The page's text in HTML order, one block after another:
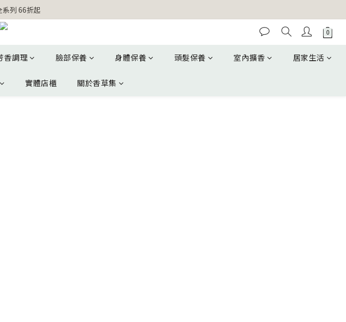
額 即送 香遇熊超人行李吊牌
列 66折起
額 即送 香遇熊超人行李吊牌
香調理 臉部保養 身體保養 頭髮保養 室內擴香 居家生活
實體店櫃 關於香草集